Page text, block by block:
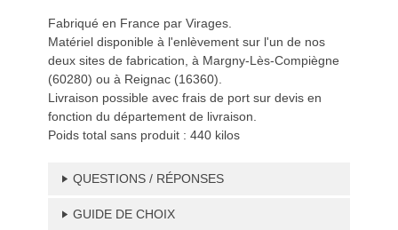
Fabriqué en France par Virages.
Matériel disponible à l'enlèvement sur l'un de nos
deux sites de fabrication, à Margny-Lès-Compiègne
(60280) ou à Reignac (16360).
Livraison possible avec frais de port sur devis en
fonction du département de livraison.
Poids total sans produit : 440 kilos
QUESTIONS / RÉPONSES
GUIDE DE CHOIX